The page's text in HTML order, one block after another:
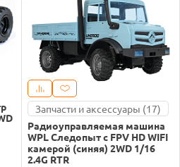
Запчасти и аксессуары (17)
Радиоуправляемая машина
WPL Следопыт с FPV HD WIFI
камерой (синяя) 2WD 1/16
2.4G RTR